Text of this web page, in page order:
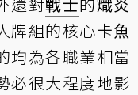
牌組的核心卡魚
均為各職業相當
必很大程度地影